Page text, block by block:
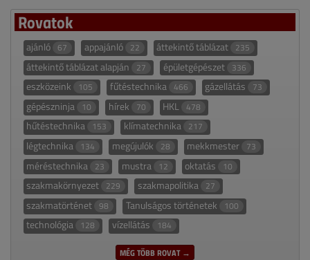
Rovatok
ajánló 67 appajánló 22 áttekintő táblázat 235
áttekintő táblázat alapján 27 épületgépészet 336
eszközeink 105 fűtéstechnika 466 gázellátás 73
gépészninja 10 hírek 70 HKL 478
hűtéstechnika 153 klímatechnika 217
légtechnika 134 megújulók 28 mekkmester 73
méréstechnika 23 mustra 12 oktatás 10
szakmakörnyezet 229 szakmapolitika 27
szakmatörténet 98 Tanulságos történetek 100
technológia 128 vízellátás 184
MÉG TÖBB ROVAT →